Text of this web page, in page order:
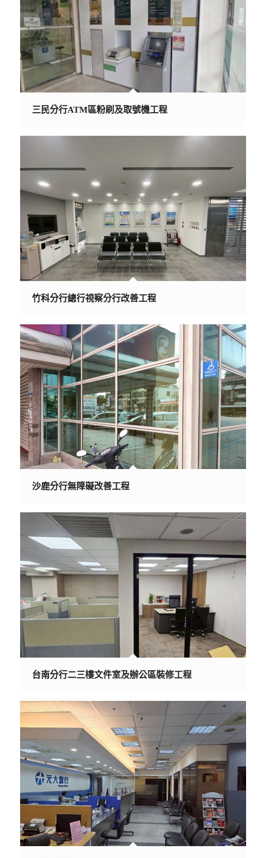
三民分行ATM區粉刷及取號機工程
竹科分行總行視察分行改善工程
沙鹿分行無障礙改善工程
台南分行二三樓文件室及辦公區裝修工程